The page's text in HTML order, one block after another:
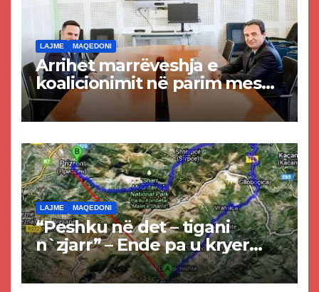
LAJME MAQEDONI
Arrihet marrëveshja e
koalicionimit në parim mes
Kurtit dhe Abdixhikut
LAJME MAQEDONI
“Peshku në det – tigani
n`zjarr” – Ende pa u kryer
projekti i tunelit, komuna e
Tetovës nis punimet për